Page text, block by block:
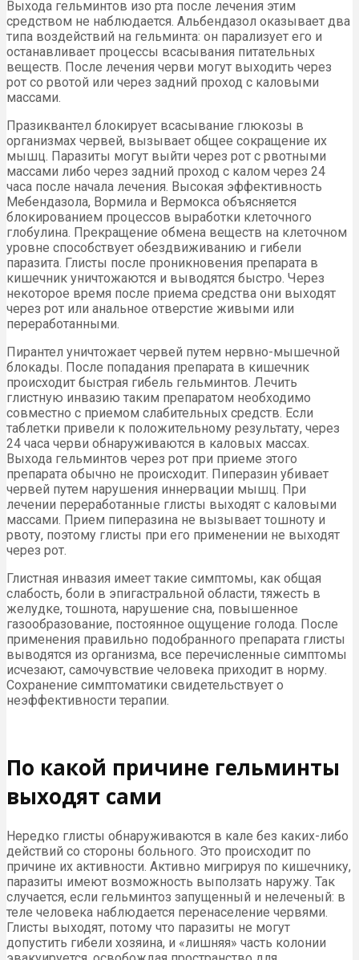
Выхода гельминтов изо рта после лечения этим
средством не наблюдается. Альбендазол оказывает два
типа воздействий на гельминта: он парализует его и
останавливает процессы всасывания питательных
веществ. После лечения черви могут выходить через
рот со рвотой или через задний проход с каловыми
массами.
Празиквантел блокирует всасывание глюкозы в
организмах червей, вызывает общее сокращение их
мышц. Паразиты могут выйти через рот с рвотными
массами либо через задний проход с калом через 24
часа после начала лечения. Высокая эффективность
Мебендазола, Вормила и Вермокса объясняется
блокированием процессов выработки клеточного
глобулина. Прекращение обмена веществ на клеточном
уровне способствует обездвиживанию и гибели
паразита. Глисты после проникновения препарата в
кишечник уничтожаются и выводятся быстро. Через
некоторое время после приема средства они выходят
через рот или анальное отверстие живыми или
переработанными.
Пирантел уничтожает червей путем нервно-мышечной
блокады. После попадания препарата в кишечник
происходит быстрая гибель гельминтов. Лечить
глистную инвазию таким препаратом необходимо
совместно с приемом слабительных средств. Если
таблетки привели к положительному результату, через
24 часа черви обнаруживаются в каловых массах.
Выхода гельминтов через рот при приеме этого
препарата обычно не происходит. Пиперазин убивает
червей путем нарушения иннервации мышц. При
лечении переработанные глисты выходят с каловыми
массами. Прием пиперазина не вызывает тошноту и
рвоту, поэтому глисты при его применении не выходят
через рот.
Глистная инвазия имеет такие симптомы, как общая
слабость, боли в эпигастральной области, тяжесть в
желудке, тошнота, нарушение сна, повышенное
газообразование, постоянное ощущение голода. После
применения правильно подобранного препарата глисты
выводятся из организма, все перечисленные симптомы
исчезают, самочувствие человека приходит в норму.
Сохранение симптоматики свидетельствует о
неэффективности терапии.
По какой причине гельминты
выходят сами
Нередко глисты обнаруживаются в кале без каких-либо
действий со стороны больного. Это происходит по
причине их активности. Активно мигрируя по кишечнику,
паразиты имеют возможность выползать наружу. Так
случается, если гельминтоз запущенный и нелеченый: в
теле человека наблюдается перенаселение червями.
Глисты выходят, потому что паразиты не могут
допустить гибели хозяина, и «лишняя» часть колонии